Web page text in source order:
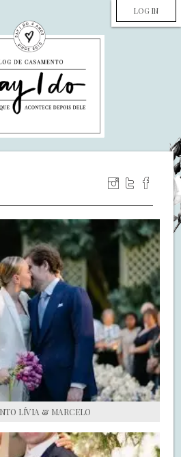
LOG IN
YOU MARRY ME?
LUA DE MEL
COZINHA
DECORAÇÃO
PRA NOIVA
CASADAS
COM O SAY I DO
LÍVIA & MARCELO